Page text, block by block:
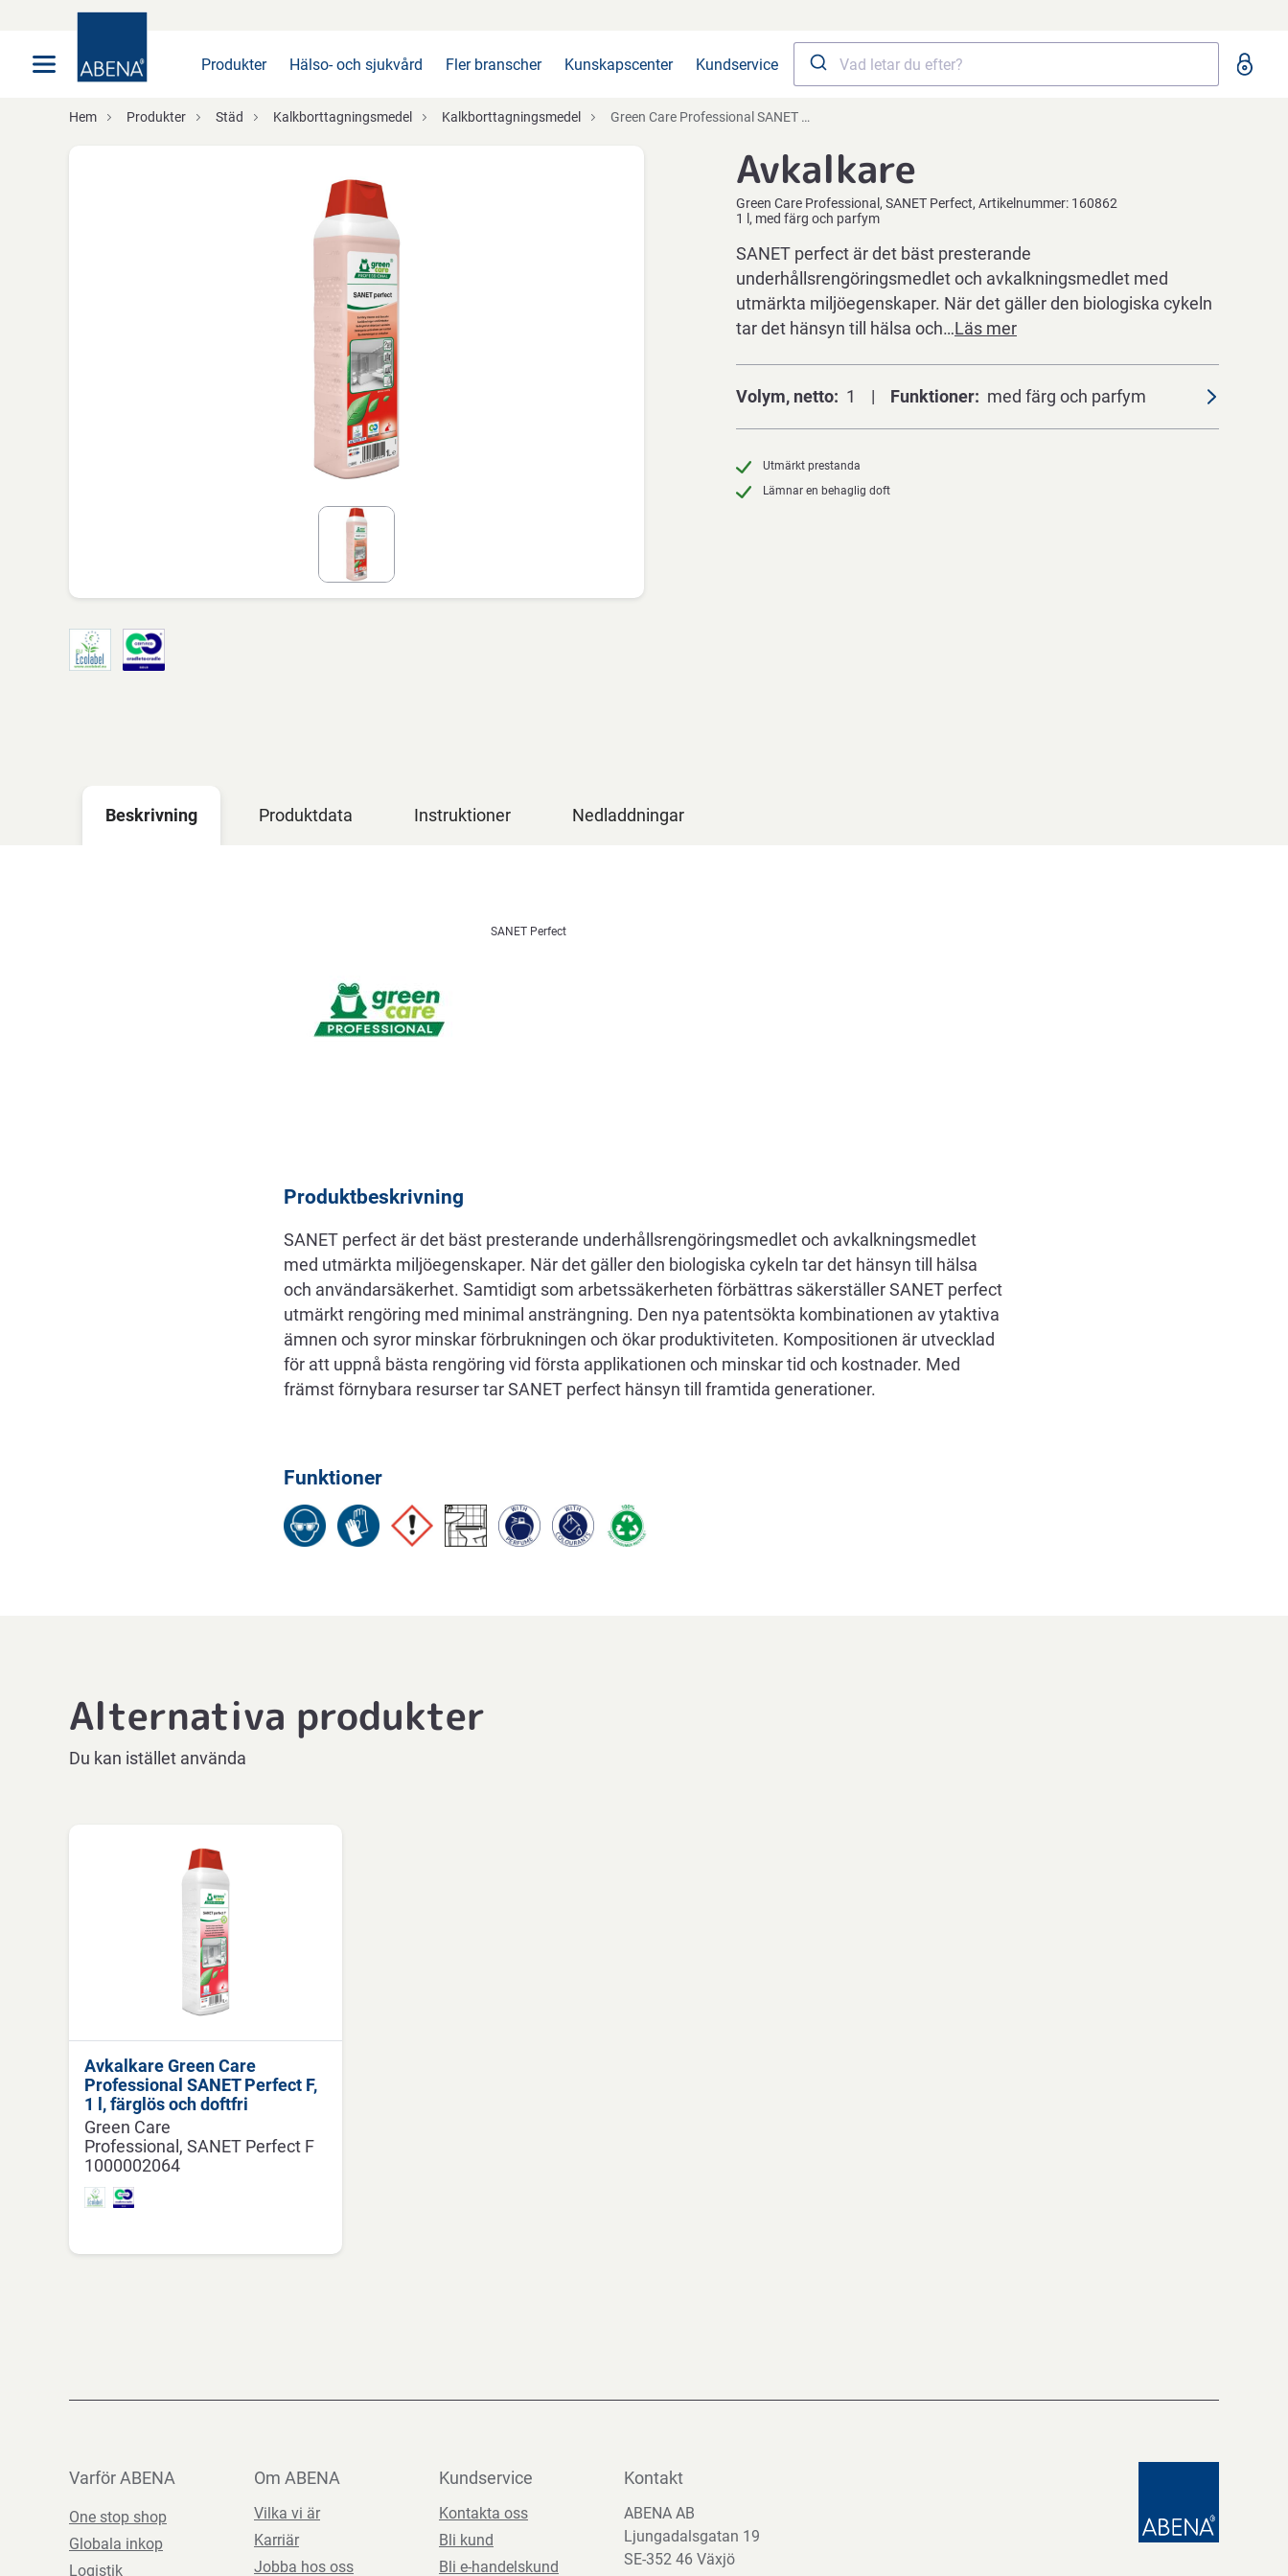
Produkter Hälso- och sjukvård Fler branscher Kunskapscenter Kundservice
Hem Produkter Städ Kalkborttagningsmedel Kalkborttagningsmedel Green Care Professional SANET Perfect, 1 l, med färg och parfym
Avkalkare
Green Care Professional SANET Perfect Artikelnummer: 160862
1 l, med färg och parfym
SANET perfect är det bäst presterande
underhållsrengöringsmedlet och avkalkningsmedlet med
utmärkta miljöegenskaper. När det gäller den biologiska cykeln
tar det hänsyn till hälsa och…Läs mer
Volym, netto 1 Funktioner med färg och parfym
Utmärkt prestanda
Lämnar en behaglig doft
Beskrivning Produktdata Instruktioner Nedladdningar
SANET Perfect
Produktbeskrivning
SANET perfect är det bäst presterande underhållsrengöringsmedlet och avkalkningsmedlet
med utmärkta miljöegenskaper. När det gäller den biologiska cykeln tar det hänsyn till hälsa
och användarsäkerhet. Samtidigt som arbetssäkerheten förbättras säkerställer SANET perfect
utmärkt rengöring med minimal ansträngning. Den nya patentsökta kombinationen av ytaktiva
ämnen och syror minskar förbrukningen och ökar produktiviteten. Kompositionen är utvecklad
för att uppnå bästa rengöring vid första applikationen och minskar tid och kostnader. Med
främst förnybara resurser tar SANET perfect hänsyn till framtida generationer.
Funktioner
Alternativa produkter
Du kan istället använda
Avkalkare Green Care
Professional SANET Perfect F,
1 l, färglös och doftfri
Green Care
Professional
SANET Perfect F
1000002064
Varför ABENA
One stop shop
Globala inkop
Logistik
Om ABENA
Vilka vi är
Karriär
Jobba hos oss
Kundservice
Kontakta oss
Bli kund
Bli e-handelskund
Kontakt
ABENA AB
Ljungadalsgatan 19
SE-352 46 Växjö